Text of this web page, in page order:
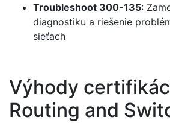
Troubleshoot 300-135:
diagnostiku a riešenie
sieťach
Výhody
Routing and